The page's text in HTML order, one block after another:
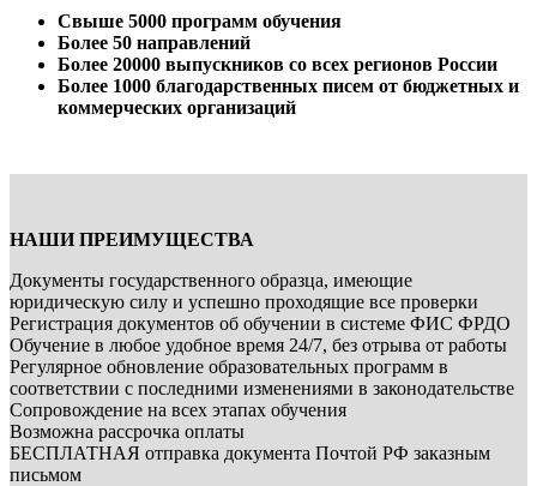
Свыше 5000 программ обучения
Более 50 направлений
Более 20000 выпускников со всех регионов России
Более 1000 благодарственных писем от бюджетных и
коммерческих организаций
НАШИ ПРЕИМУЩЕСТВА
Документы государственного образца, имеющие
юридическую силу и успешно проходящие все проверки
Регистрация документов об обучении в системе ФИС ФРДО
Обучение в любое удобное время 24/7, без отрыва от работы
Регулярное обновление образовательных программ в
соответствии с последними изменениями в законодательстве
Сопровождение на всех этапах обучения
Возможна рассрочка оплаты
БЕСПЛАТНАЯ отправка документа Почтой РФ заказным
письмом